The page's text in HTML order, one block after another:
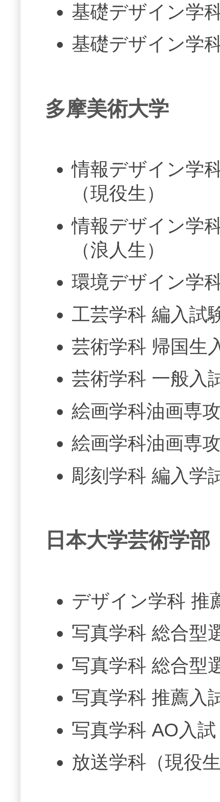
基礎デザイン学
基礎デザイン学
多摩美術大学
情報デザイン学
（現役生）
情報デザイン学
（浪人生）
環境デザイン学
工芸学科 編入試
芸術学科 帰国生
芸術学科 一般入
絵画学科油画専
絵画学科油画専
彫刻学科 編入学
日本大学芸術学部
デザイン学科 推
写真学科 総合型
写真学科 総合型
写真学科 推薦入
写真学科 AO入
放送学科（現役